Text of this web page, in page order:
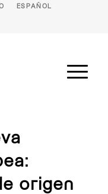
ESPAÑOL
origen